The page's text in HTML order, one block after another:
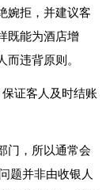
婉拒，并建议客
既能为酒店增
违背原则。
证客人及时结账
门，所以通常会
题并非由收银人